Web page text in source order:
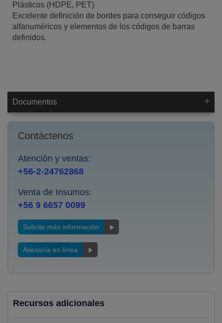
Plásticos (HDPE, PET)
Excelente definición de bordes para conseguir códigos
alfanuméricos y elementos de los códigos de barras
definidos.
Documentos
Contáctenos
Atención y ventas:
+56-2-24762868
Venta de Insumos:
+56 9 6657 0099
Solicite más información
Asesoría en línea
Recursos adicionales